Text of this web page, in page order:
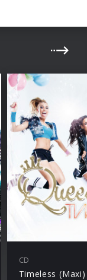
CD
Timeless (Maxi)